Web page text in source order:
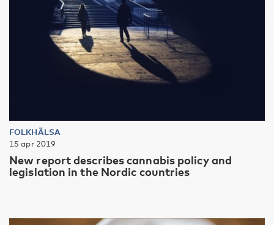
FOLKHÄLSA
15 apr 2019
New report describes cannabis policy and
legislation in the Nordic countries